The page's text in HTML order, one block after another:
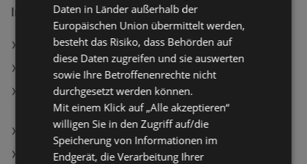
Interessantes auf wogibtswas.at
Choco Rocksmini Angebote
Camaro Freizeitschuh Angebote
Huawei Watch GT 6, 46mm, Grau, Schwarzes
Fluorelastomer-Armband; Smartwatch
Alle Mobile-PcRettung Filialen
WMF 7116001811 Astoria Topf-Set (5tlg., alle
Daten in Länder außerhalb der
Europäischen Union übermittelt werden,
besteht das Risiko, dass Behörden auf
diese Daten zugreifen und sie auswerten
sowie Ihre Betroffenenrechte nicht
durchgesetzt werden können.
Mit einem Klick auf „Alle akzeptieren“
willigen Sie in den Zugriff auf/die
Speicherung von Informationen im
Endgerät, die Verarbeitung Ihrer